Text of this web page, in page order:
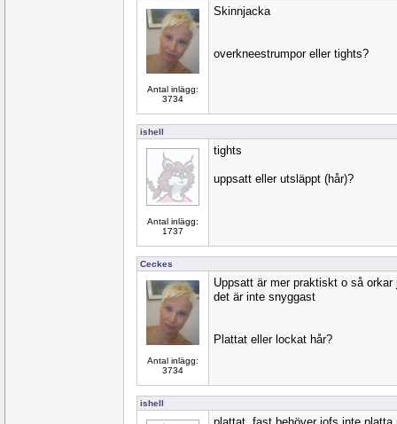
Antal inlägg:
3734
Skinnjacka
overkneestrumpor eller tights?
ishell
Antal inlägg:
1737
tights
uppsatt eller utsläppt (hår)?
Ceckes
Antal inlägg:
3734
Uppsatt är mer praktiskt o så
det är inte snyggast
Plattat eller lockat hår?
ishell